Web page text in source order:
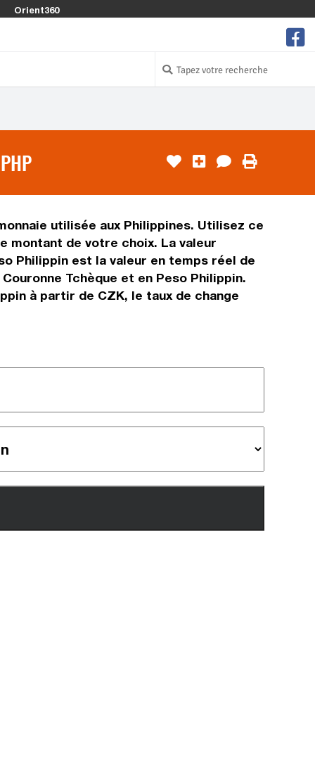
Orient360
utilisée aux Philippines. Utilisez ce
montant de votre choix. La valeur
Philippin est la valeur en temps réel de
Tchèque et en Peso Philippin.
à partir de CZK, le taux de change